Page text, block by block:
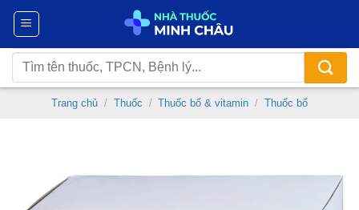
Chuyển
nội
dung
Tìm
kiếm:
Trang chủ / Thuốc / Thuốc bổ & vitamin / Thuốc bổ